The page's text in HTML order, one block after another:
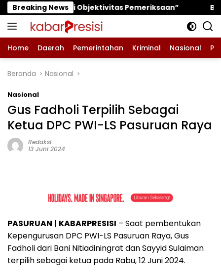
Langsung
ke
konten
Breaking News
Pemeriksaan” Bhabinkamtibmas Polsek
Home Daerah Pemerintahan Kriminal Nasional
Beranda Nasional
Nasional
Gus Fadholi Terpilih Sebagai
Ketua DPC PWI-LS Pasuruan Raya
Redaksi
13 Juni 2024
PASURUAN | KABARPRESISI – Saat pembentukan
Kepengurusan DPC PWI-LS Pasuruan Raya, Gus
Fadholi dari Bani Nitiadiningrat dan Sayyid Sulaiman
terpilih sebagai ketua pada Rabu, 12 Juni 2024.